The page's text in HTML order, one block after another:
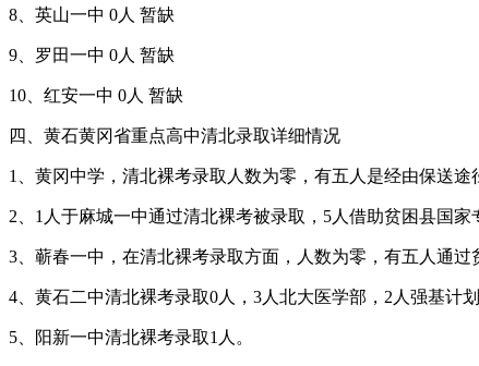
8、英山一中 0人 暂缺
9、罗田一中 0人 暂缺
10、红安一中 0人 暂缺
四、黄石黄冈省重点高中清北录取详细情况
1、黄冈中学，清北裸考录取人数为零，有五人是经由保送途
2、1人于麻城一中通过清北裸考被录取，5人借助贫困县国
3、蕲春一中，在清北裸考录取方面，人数为零，有五人通
4、黄石二中清北裸考录取0人，3人北大医学部，2人强基计划
5、阳新一中清北裸考录取1人。